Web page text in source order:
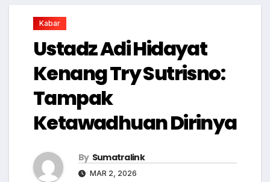
Kabar
Ustadz Adi Hidayat
Kenang Try Sutrisno:
Tampak
Ketawadhuan Dirinya
By Sumatralink
MAR 2, 2026